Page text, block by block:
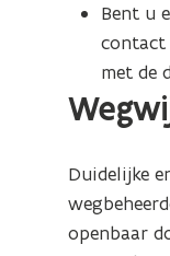
t
s
v
e
o
r
d
e
r
o
r
d
n
i
n
Bent u
contact
met de
Duidelijke
openbaar